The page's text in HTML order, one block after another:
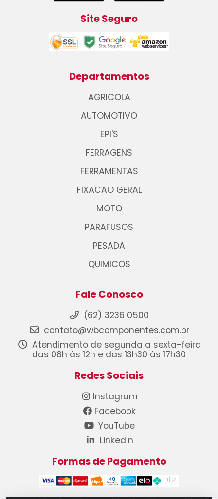
Site Seguro
Departamentos
AGRICOLA
AUTOMOTIVO
EPI'S
FERRAGENS
FERRAMENTAS
FIXACAO GERAL
MOTO
PARAFUSOS
PESADA
QUIMICOS
Fale Conosco
(62) 3236 0500
contato@wbcomponentes.com.br
Atendimento de segunda a sexta-feira
das 08h às 12h e das 13h30 às 17h30
Redes Sociais
Instagram
Facebook
YouTube
Linkedin
Formas de Pagamento